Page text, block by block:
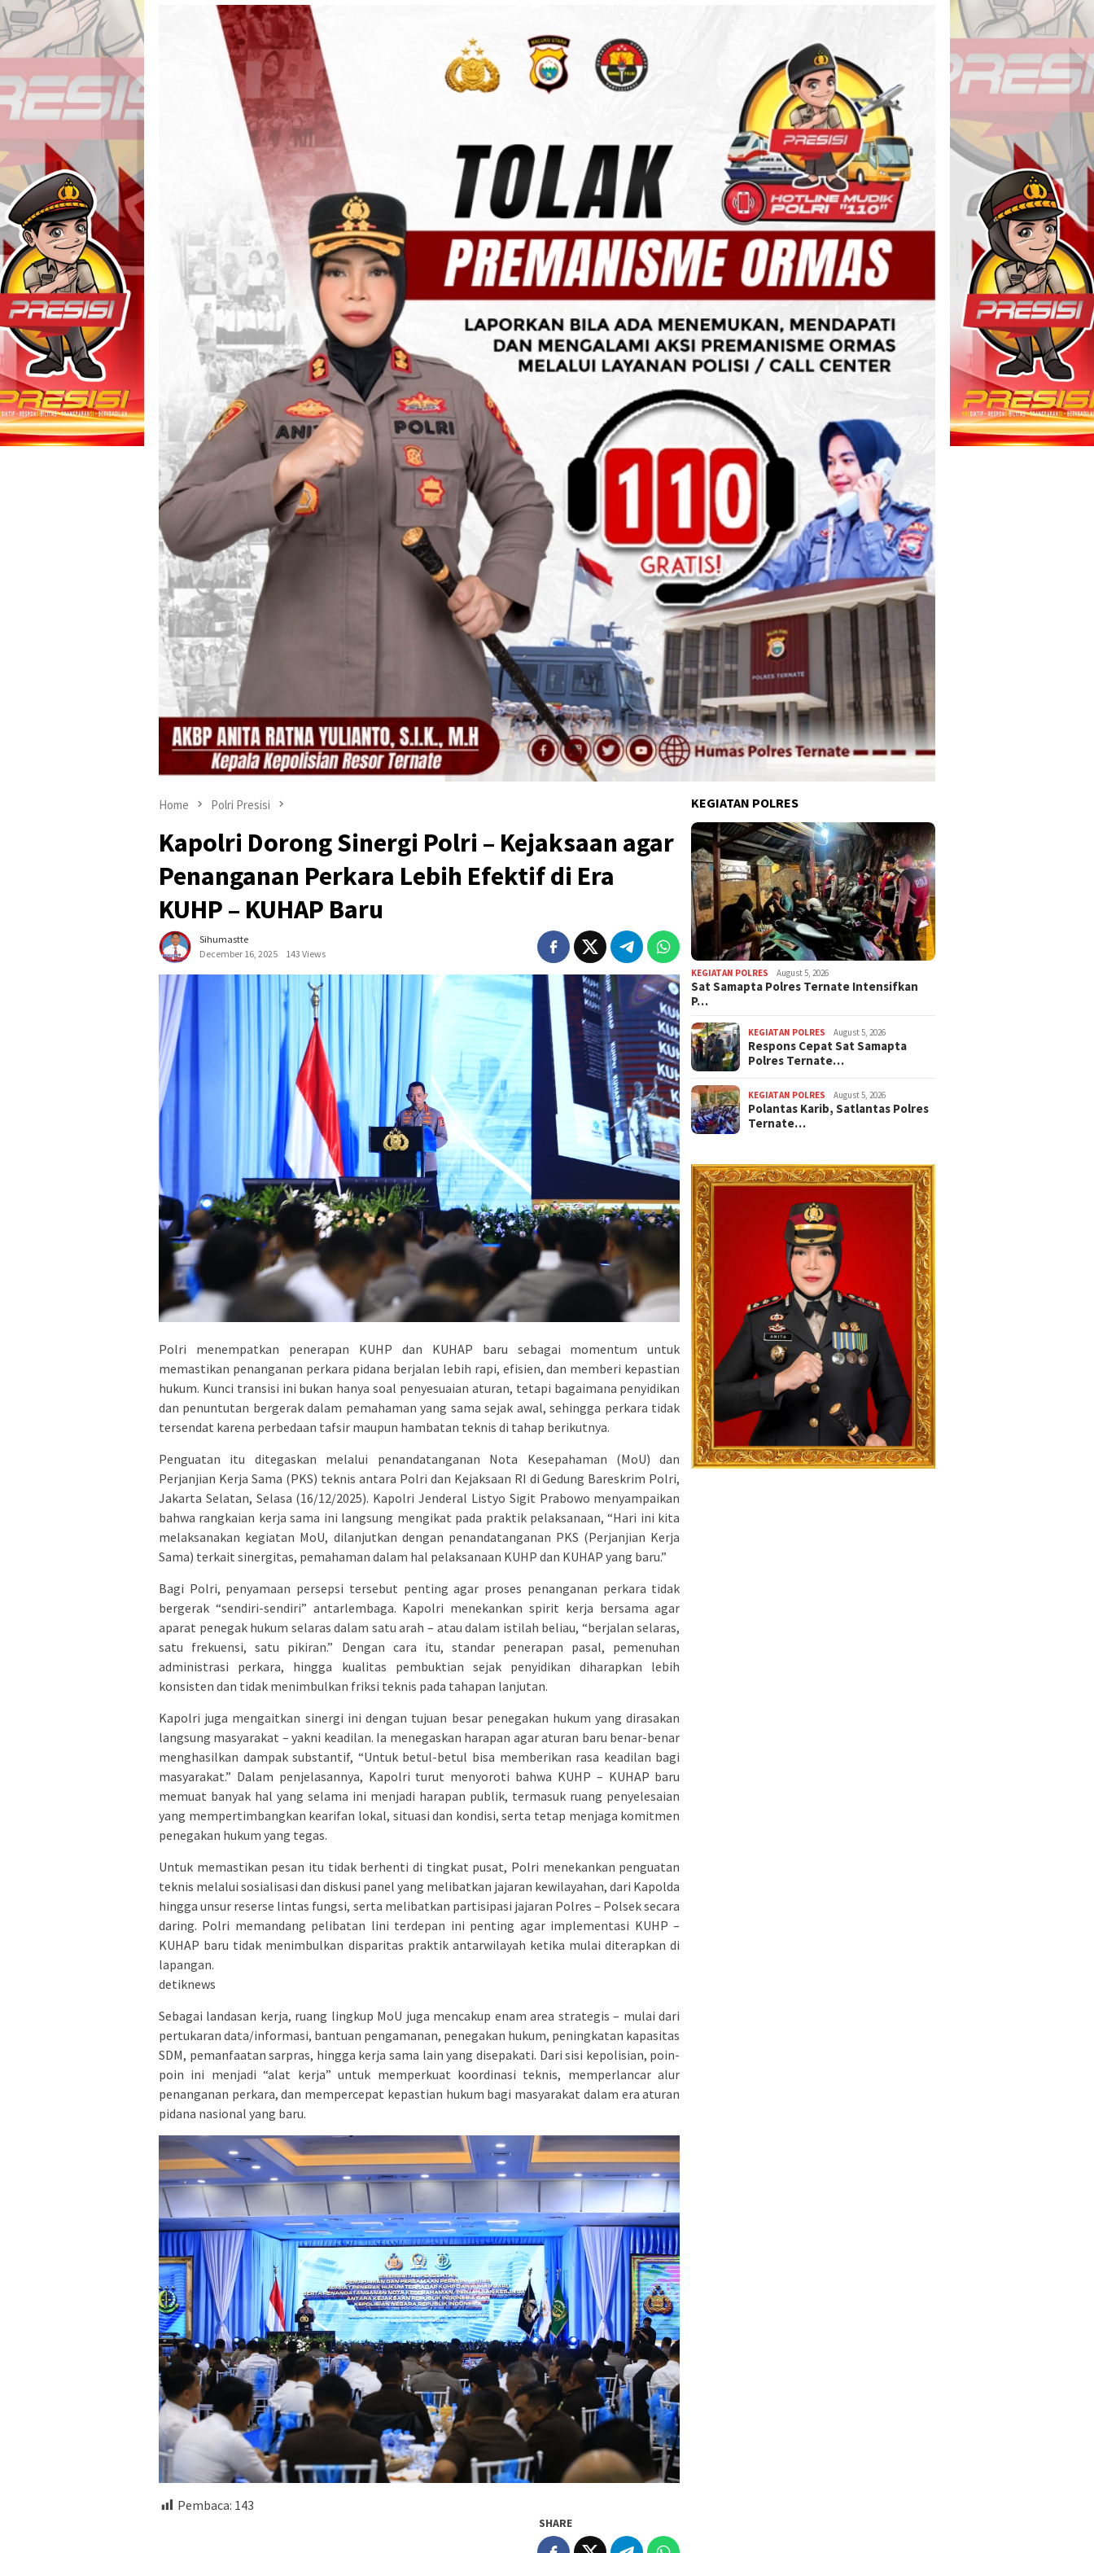
Home Polri Presisi
Kapolri Dorong Sinergi Polri – Kejaksaan agar
Penanganan Perkara Lebih Efektif di Era
KUHP – KUHAP Baru
Sihumastte
December 16, 2025
143 Views
Polri menempatkan penerapan KUHP dan KUHAP baru sebagai momentum untuk
memastikan penanganan perkara pidana berjalan lebih rapi, efisien, dan memberi kepastian
hukum. Kunci transisi ini bukan hanya soal penyesuaian aturan, tetapi bagaimana penyidikan
dan penuntutan bergerak dalam pemahaman yang sama sejak awal, sehingga perkara tidak
tersendat karena perbedaan tafsir maupun hambatan teknis di tahap berikutnya.
Penguatan itu ditegaskan melalui penandatanganan Nota Kesepahaman (MoU) dan
Perjanjian Kerja Sama (PKS) teknis antara Polri dan Kejaksaan RI di Gedung Bareskrim Polri,
Jakarta Selatan, Selasa (16/12/2025). Kapolri Jenderal Listyo Sigit Prabowo menyampaikan
bahwa rangkaian kerja sama ini langsung mengikat pada praktik pelaksanaan, “Hari ini kita
melaksanakan kegiatan MoU, dilanjutkan dengan penandatanganan PKS (Perjanjian Kerja
Sama) terkait sinergitas, pemahaman dalam hal pelaksanaan KUHP dan KUHAP yang baru.”
Bagi Polri, penyamaan persepsi tersebut penting agar proses penanganan perkara tidak
bergerak “sendiri-sendiri” antarlembaga. Kapolri menekankan spirit kerja bersama agar
aparat penegak hukum selaras dalam satu arah – atau dalam istilah beliau, “berjalan selaras,
satu frekuensi, satu pikiran.” Dengan cara itu, standar penerapan pasal, pemenuhan
administrasi perkara, hingga kualitas pembuktian sejak penyidikan diharapkan lebih
konsisten dan tidak menimbulkan friksi teknis pada tahapan lanjutan.
Kapolri juga mengaitkan sinergi ini dengan tujuan besar penegakan hukum yang dirasakan
langsung masyarakat – yakni keadilan. Ia menegaskan harapan agar aturan baru benar-benar
menghasilkan dampak substantif, “Untuk betul-betul bisa memberikan rasa keadilan bagi
masyarakat.” Dalam penjelasannya, Kapolri turut menyoroti bahwa KUHP – KUHAP baru
memuat banyak hal yang selama ini menjadi harapan publik, termasuk ruang penyelesaian
yang mempertimbangkan kearifan lokal, situasi dan kondisi, serta tetap menjaga komitmen
penegakan hukum yang tegas.
Untuk memastikan pesan itu tidak berhenti di tingkat pusat, Polri menekankan penguatan
teknis melalui sosialisasi dan diskusi panel yang melibatkan jajaran kewilayahan, dari Kapolda
hingga unsur reserse lintas fungsi, serta melibatkan partisipasi jajaran Polres – Polsek secara
daring. Polri memandang pelibatan lini terdepan ini penting agar implementasi KUHP –
KUHAP baru tidak menimbulkan disparitas praktik antarwilayah ketika mulai diterapkan di
lapangan.
detiknews
Sebagai landasan kerja, ruang lingkup MoU juga mencakup enam area strategis – mulai dari
pertukaran data/informasi, bantuan pengamanan, penegakan hukum, peningkatan kapasitas
SDM, pemanfaatan sarpras, hingga kerja sama lain yang disepakati. Dari sisi kepolisian, poin-
poin ini menjadi “alat kerja” untuk memperkuat koordinasi teknis, memperlancar alur
penanganan perkara, dan mempercepat kepastian hukum bagi masyarakat dalam era aturan
pidana nasional yang baru.
Pembaca: 143
SHARE
KEGIATAN POLRES
KEGIATAN POLRES August 5, 2026
Sat Samapta Polres Ternate Intensifkan
P…
KEGIATAN POLRES August 5, 2026
Respons Cepat Sat Samapta
Polres Ternate…
KEGIATAN POLRES August 5, 2026
Polantas Karib, Satlantas Polres
Ternate…